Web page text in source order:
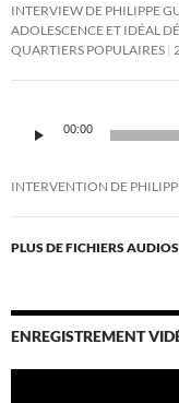
INTERVIEW DE PHILIPPE
ADOLESCENCE ET IDÉAL
QUARTIERS POPULAIRES
audio
00:00
INTERVENTION DE
PLUS DE FICHIERS AUDIOS
ENREGISTREMENT